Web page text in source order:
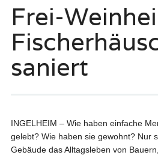
Frei-
saniert
INGELHEIM – Wie haben einfache
gelebt? Wie haben sie gewohnt? Nur
Gebäude das Alltagsleben von